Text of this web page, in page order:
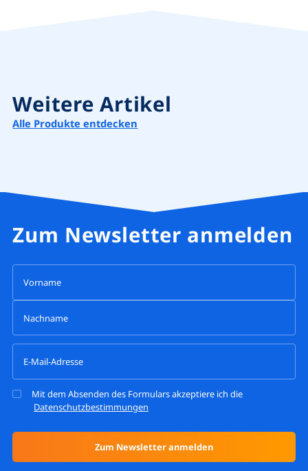
Weitere Artikel
Alle Produkte entdecken
Zum Newsletter anmelden
Mit dem Absenden des Formulars akzeptiere ich die
Datenschutzbestimmungen